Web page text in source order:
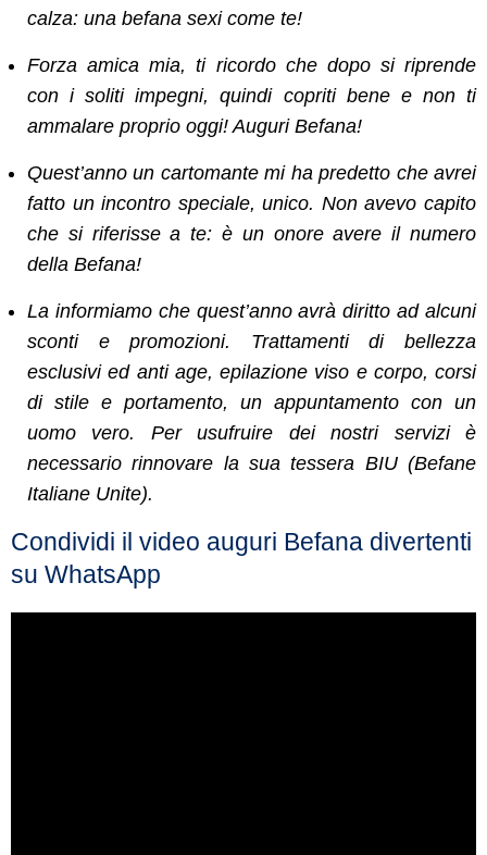
calza: una befana sexi come te!
Forza amica mia, ti ricordo che dopo si riprende
con i soliti impegni, quindi copriti bene e non ti
ammalare proprio oggi! Auguri Befana!
Quest’anno un cartomante mi ha predetto che avrei
fatto un incontro speciale, unico. Non avevo capito
che si riferisse a te: è un onore avere il numero
della Befana!
La informiamo che quest’anno avrà diritto ad alcuni
sconti e promozioni. Trattamenti di bellezza
esclusivi ed anti age, epilazione viso e corpo, corsi
di stile e portamento, un appuntamento con un
uomo vero. Per usufruire dei nostri servizi è
necessario rinnovare la sua tessera BIU (Befane
Italiane Unite).
Condividi il video auguri Befana divertenti
su WhatsApp